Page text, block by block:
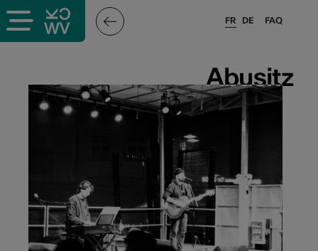
FAQ
FR DE
Abusitz
Abusitz